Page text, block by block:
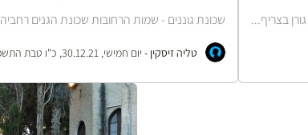
שכונת גוננים - שמות הרחובות שכונת הגנים
טליה זיסקין - יום חמישי, 30.12.21, כ"ו טבת התשפ"ב